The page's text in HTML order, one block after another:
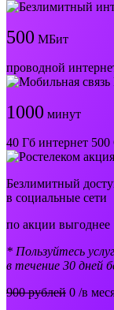
500 МБит
проводной
1000 минут
40 Гб интернет
Безлимитный
в социальные сети
по акции выгоднее
* Пользуйтесь
в течение 30 дней
900 рублей 0 /в